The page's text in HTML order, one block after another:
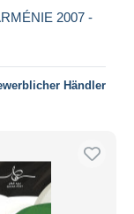
2007 -
Händler